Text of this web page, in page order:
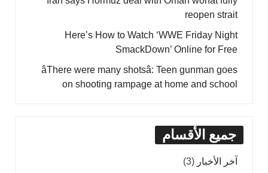
reopen strait
Here’s How to Watch ‘WWE Friday Night
SmackDown’ Online for Free
âThere were many shotsâ: Teen gunman goes
on shooting rampage at home and school
جميع الأقسام
آخر الأخبار (3)